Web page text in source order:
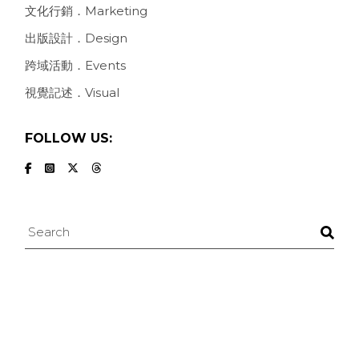
文化行銷．Marketing
出版設計．Design
跨域活動．Events
視覺記述．Visual
FOLLOW US:
Search